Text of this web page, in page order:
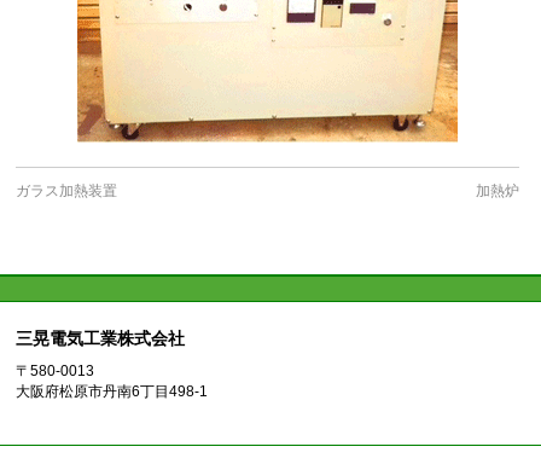
ガラス加熱装置 加熱炉
三晃電気工業株式会社
〒580-0013
大阪府松原市丹南6丁目498-1